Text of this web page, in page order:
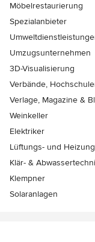
Möbelrestaurierung
Spezialanbieter
Umzugsunternehmen
3D-Visualisierung
Verbände,
Verlage, Magazine &
Weinkeller
Elektriker
Lüftungs- und
Klär- &
Klempner
Solaranlagen